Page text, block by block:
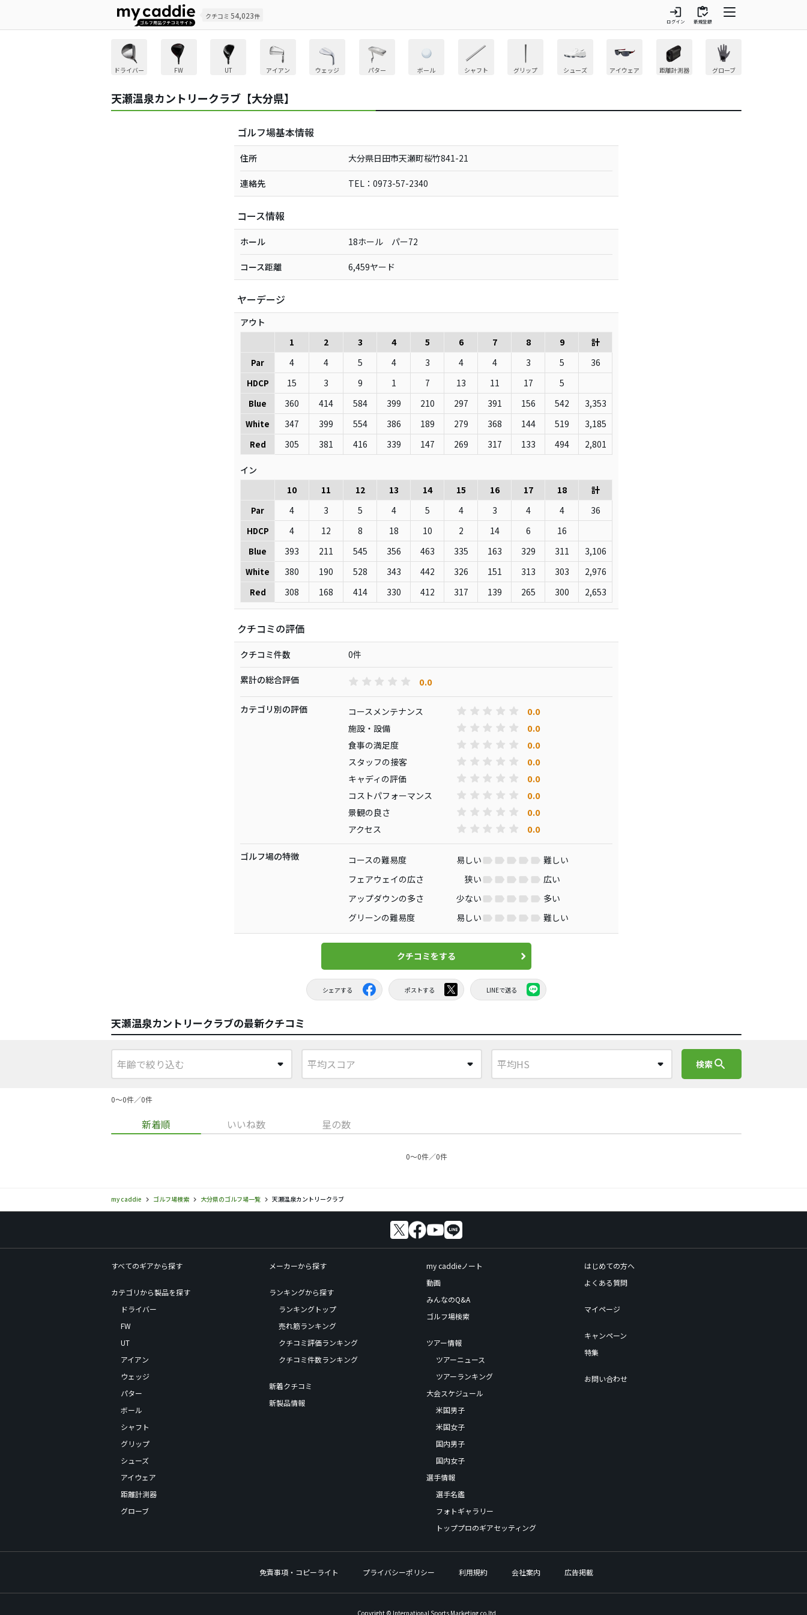
クチコミ 54,023件 login
ログイン
inventory
新規登録
ドライバー FW UT アイアン ウェッジ パター ボール シャフト グリップ シューズ アイウェア 距離計測器 グローブ
天瀬温泉カントリークラブ【大分県】
ゴルフ場基本情報
住所 大分県日田市天瀬町桜竹841-21
連絡先 TEL：0973-57-2340
コース情報
ホール 18ホール パー72
コース距離 6,459ヤード
ヤーデージ
アウト
1
2 3 4 5 6 7 8 9 計
Par 4 4 5 4 3 4 4 3 5 36
HDCP 15 3 9 1 7 13 11 17 5
Blue 360 414 584 399 210 297 391 156 542 3,353
White 347 399 554 386 189 279 368 144 519 3,185
Red 305 381 416 339 147 269 317 133 494 2,801
イン
10
11 12 13 14 15 16 17 18 計
Par 4 3 5 4 5 4 3 4 4 36
HDCP 4 12 8 18 10 2 14 6 16
Blue 393 211 545 356 463 335 163 329 311 3,106
White 380 190 528 343 442 326 151 313 303 2,976
Red 308 168 414 330 412 317 139 265 300 2,653
クチコミの評価
クチコミ件数 0件
累計の総合評価 0.0
カテゴリ別の評価 コースメンテナンス 0.0
施設・設備 0.0
食事の満足度 0.0
スタッフの接客 0.0
キャディの評価 0.0
コストパフォーマンス 0.0
景観の良さ 0.0
アクセス 0.0
ゴルフ場の特徴 コースの難易度 易しい
難しい
フェアウェイの広さ
狭い
広い
アップダウンの多さ
少ない
多い
グリーンの難易度
易しい 難しい
クチコミをする
シェアする ポストする LINEで送る
天瀬温泉カントリークラブの最新クチコミ
検索search
0〜0件／0件
新着順 いいね数 星の数
0〜0件／0件
my caddie ゴルフ場検索 大分県のゴルフ場一覧 天瀬温泉カントリークラブ
すべてのギアから探す
カテゴリから製品を探す
ドライバー
FW
UT
アイアン
ウェッジ
パター
ボール
シャフト
グリップ
シューズ
アイウェア
距離計測器
グローブ
メーカーから探す
ランキングから探す
ランキングトップ
売れ筋ランキング
クチコミ評価ランキング
クチコミ件数ランキング
新着クチコミ
新製品情報
my caddieノート
動画
みんなのQ&A
ゴルフ場検索
ツアー情報
ツアーニュース
ツアーランキング
大会スケジュール
米国男子
米国女子
国内男子
国内女子
選手情報
選手名鑑
フォトギャラリー
トッププロのギアセッティング
はじめての方へ
よくある質問
マイページ
キャンペーン
特集
お問い合わせ
免責事項・コピーライト プライバシーポリシー 利用規約 会社案内 広告掲載
Copyright © International Sports Marketing,co.ltd